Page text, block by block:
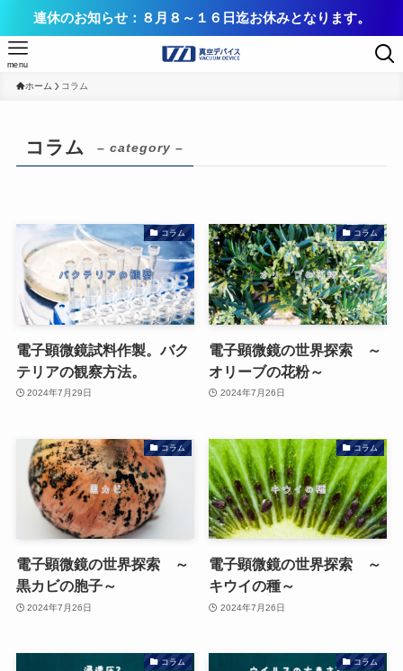
連休のお知らせ：８月８～１６日迄お休みとなります。
menu
ホーム コラム
コラム – category –
コラム
電子顕微鏡試料作製。バク
テリアの観察方法。
2024年7月29日
コラム
電子顕微鏡の世界探索 ～
オリーブの花粉～
2024年7月26日
コラム
電子顕微鏡の世界探索 ～
黒カビの胞子～
2024年7月26日
コラム
電子顕微鏡の世界探索 ～
キウイの種～
2024年7月26日
コラム コラム